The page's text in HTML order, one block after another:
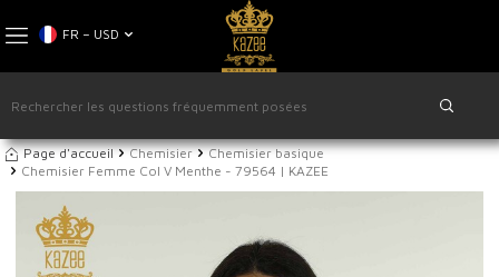
FR − USD
Page d'accueil Chemisier
Chemisier basique
Chemisier Femme Col V Menthe - 79564 | KAZEE